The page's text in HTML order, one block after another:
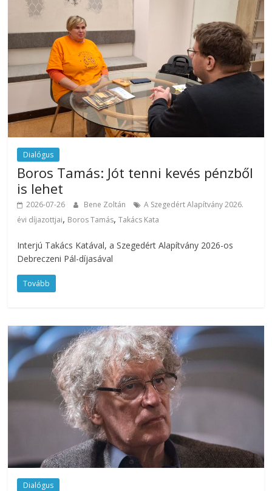
Dialógus
Boros Tamás: Jót tenni kevés pénzből
is lehet
2026-07-26 Bene Zoltán
A Szegedért Alapítvány 2026.
évi díjazottjai, Boros Tamás,Takács Kata
Interjú Takács Katával, a Szegedért Alapítvány 2026-os
Debreczeni Pál-díjasával
Tovább
Dialógus